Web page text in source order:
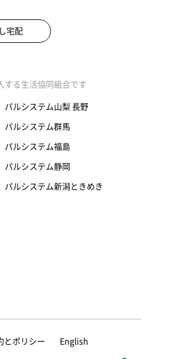
宅配
する生活協同組合です
パルシステム山梨 長野
パルシステム群馬
パルシステム福島
パルシステム静岡
パルシステム新潟ときめき
とポリシー English